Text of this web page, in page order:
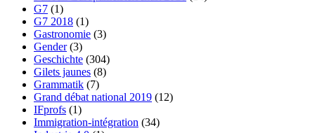
G7 (1)
G7 2018 (1)
Gastronomie (3)
Gender(3)
Geschichte (304)
Gilets jaunes (8)
Grammatik (7)
Grand débat national 2019 (12)
IFprofs (1)
Immigration-intégration (34)